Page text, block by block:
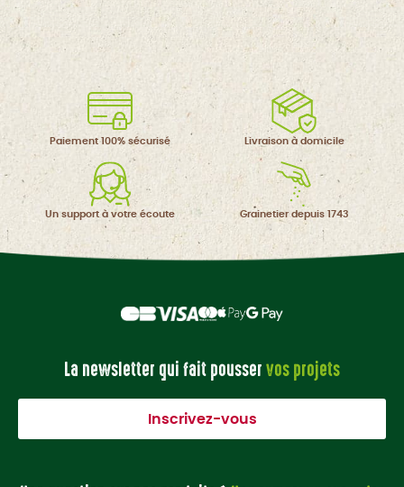
Paiement 100% sécurisé Livraison à domicile
Un support à votre écoute Grainetierdepuis 1743
La newsletter qui fait pousservos projets
Inscrivez-vous